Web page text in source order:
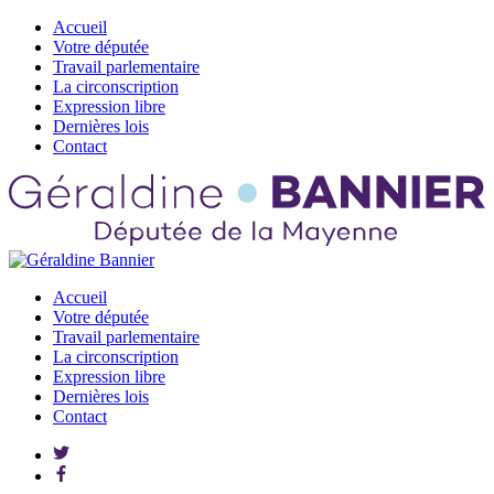
Accueil
Votre députée
Travail parlementaire
La circonscription
Expression libre
Dernières lois
Contact
Accueil
Votre députée
Travail parlementaire
La circonscription
Expression libre
Dernières lois
Contact